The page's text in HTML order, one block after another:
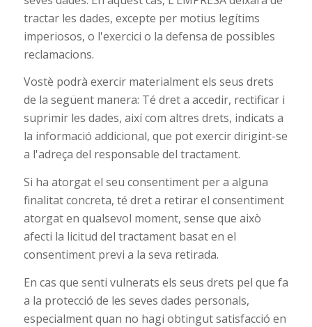
tractar les dades, excepte per motius legítims
imperiosos, o l'exercici o la defensa de possibles
reclamacions.
Vostè podrà exercir materialment els seus drets
de la següent manera: Té dret a accedir, rectificar i
suprimir les dades, així com altres drets, indicats a
la informació addicional, que pot exercir dirigint-se
a l'adreça del responsable del tractament.
Si ha atorgat el seu consentiment per a alguna
finalitat concreta, té dret a retirar el consentiment
atorgat en qualsevol moment, sense que això
afecti la licitud del tractament basat en el
consentiment previ a la seva retirada.
En cas que senti vulnerats els seus drets pel que fa
a la protecció de les seves dades personals,
especialment quan no hagi obtingut satisfacció en